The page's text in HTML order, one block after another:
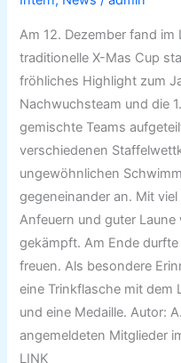
Am 12. Dezember fand
traditionelle X-Mas Cup
fröhliches Highlight zum
Nachwuchsteam und die
gemischte Teams
verschiedenen
ungewöhnlichen
gegeneinander an. Mit
Anfeuern und guter
gekämpft. Am Ende
freuen. Als besondere
eine Trinkflasche mit dem
und eine Medaille. Autor:
angemeldeten Mitglieder
LINK